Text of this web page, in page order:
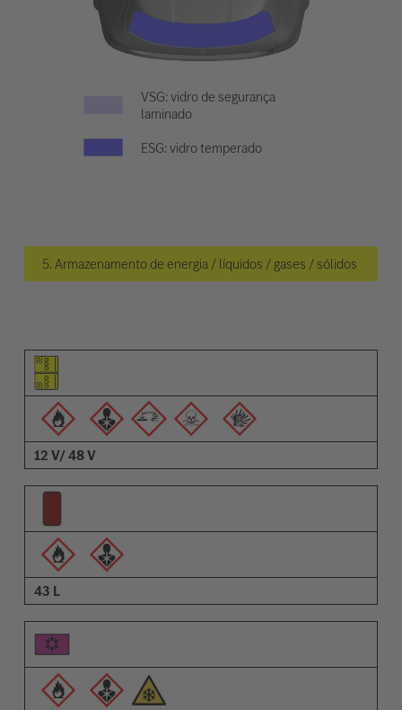
VSG: vidro de segurança
laminado
ESG: vidro temperado
5. Armazenamento de energia / líquidos / gases / sólidos
Pictograma do elemento
Pictogramas de advertências
Descrição
12 V/ 48 V
43 L